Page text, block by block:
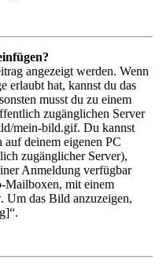
angezeigt werden. Wenn
erlaubt hat, kannst du das
musst du zu einem
zugänglichen Server
mein-bild.gif. Du kannst
deinem eigenen PC
zugänglicher Server),
Anmeldung verfügbar
Mailboxen, mit einem
Um das Bild anzuzeigen,